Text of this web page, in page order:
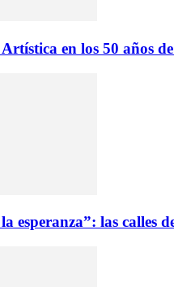
en los 50 años
esperanza”: las calles